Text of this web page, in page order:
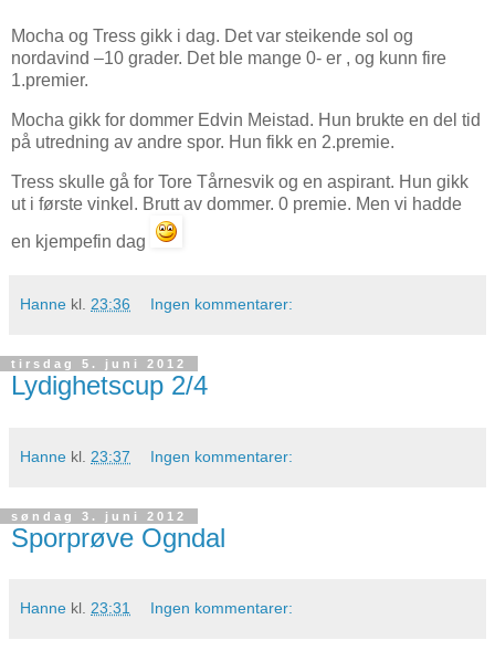
Mocha og Tress gikk i dag. Det var steikende sol og
nordavind –10 grader. Det ble mange 0- er , og kunn fire
1.premier.
Mocha gikk for dommer Edvin Meistad. Hun brukte en del tid
på utredning av andre spor. Hun fikk en 2.premie.
Tress skulle gå for Tore Tårnesvik og en aspirant. Hun gikk
ut i første vinkel. Brutt av dommer. 0 premie. Men vi hadde
en kjempefin dag
Hanne kl. 23:36 Ingen kommentarer:
tirsdag 5. juni 2012
Lydighetscup 2/4
Hanne kl. 23:37 Ingen kommentarer:
søndag 3. juni 2012
Sporprøve Ogndal
Hanne kl. 23:31 Ingen kommentarer: